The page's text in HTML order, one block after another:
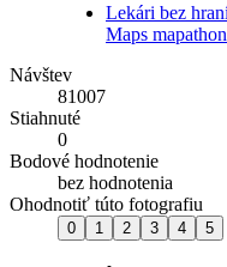
Lekári bez
Maps
Návštev
81007
Stiahnuté
0
Bodové hodnotenie
bez hodnotenia
Ohodnotiť túto fotografiu